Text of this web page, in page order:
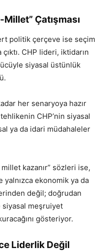
Çatışması
politik çerçeve ise seçim
CHP lideri, iktidarın
siyasal üstünlük
her senaryoya hazır
CHP’nin siyasal
ya da idari müdahaleler
millet kazanır” sözleri ise,
yalnızca ekonomik ya da
değil; doğrudan
meşruiyet
gösteriyor.
Liderlik Değil